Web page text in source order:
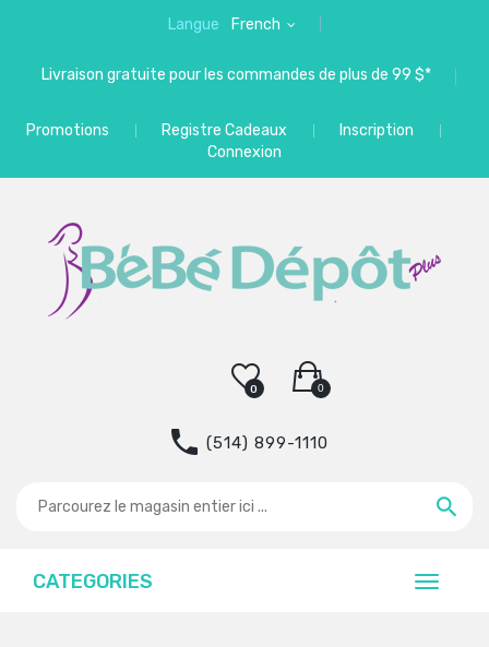
Langue French
Livraison gratuite pour les commandes de plus de 99 $*
Promotions Registre Cadeaux
Inscription
Connexion
0
0
(514) 899-1110
CATEGORIES